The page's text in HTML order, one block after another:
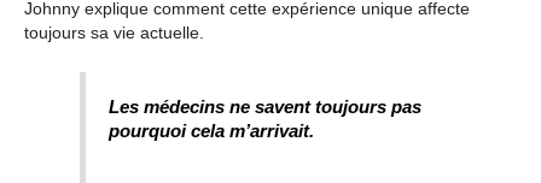
Johnny explique comment cette expérience unique affecte
toujours sa vie actuelle.
Les médecins ne savent toujours pas
pourquoi cela m’arrivait.